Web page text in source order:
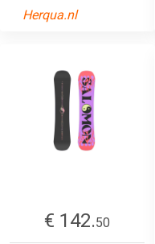
Herqua.nl
€ 142.50